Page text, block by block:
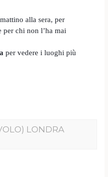
alla sera, per
per chi non l’ha mai
per vedere i luoghi più
LONDRA